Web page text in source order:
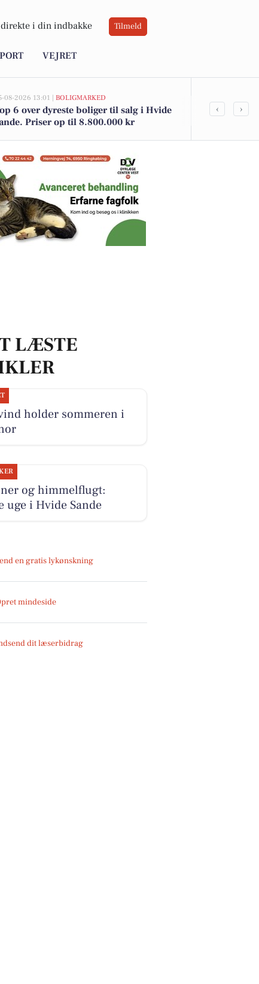
direkte i din indbakke Tilmeld
VEJRET
08-2026 13:01 | BOLIGMARKED
6 over dyreste boliger til salg i Hvide
Priser op til 8.800.000 kr
Hvide
‹ ›
LÆSTE
holder sommeren i
og himmelflugt:
uge i Hvide Sande
en gratis lykønskning
mindeside
dit læserbidrag